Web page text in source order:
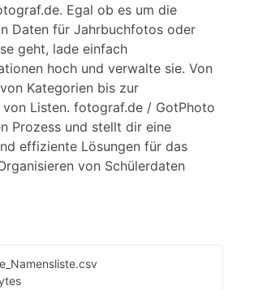
Egal ob es um die
Daten für Jahrbuchfotos oder
geht, lade einfach
hoch und verwalte sie. Von
Kategorien bis zur
Listen. fotograf.de / GotPhoto
Prozess und stellt dir eine
effiziente Lösungen für das
von Schülerdaten